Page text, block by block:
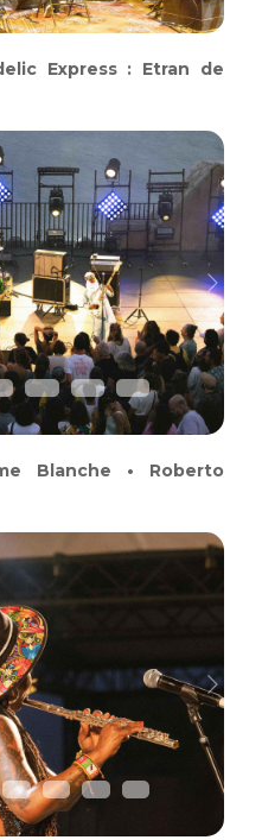
Express : Etran de
Next
Blanche • Roberto
Next